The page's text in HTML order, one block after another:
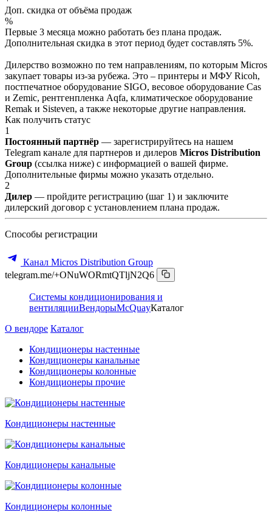
Доп. скидка от объёма продаж
%
Первые 3 месяца можно работать без плана продаж.
Дополнительная скидка в этот период будет составлять 5%.
Дилерство возможно по тем направлениям, по которым Micros
закупает товары из-за рубежа. Это – принтеры и МФУ Ricoh,
постпечатное оборудование SIGO, весовое оборудование Cas
и Zemic, рентгенпленка Aqfa, климатическое оборудование
Remak и Sisteven, а также некоторые другие направления.
Как получить статус
1
Постоянный партнёр — зарегистрируйтесь на нашем
Telegram канале для партнеров и дилеров Micros Distribution
Group (ссылка ниже) с информацией о вашей фирме.
Дополнительные фирмы можно указать отдельно.
2
Дилер — пройдите регистрацию (шаг 1) и заключите
дилерский договор с установлением плана продаж.
Способы регистрации
Канал Micros Distribution Group
telegram.me/+ONuWORmtQTljN2Q6
Системы кондиционирования и
вентиляцииВендорыMcQuayКаталог
О вендоре Каталог
Кондиционеры настенные
Кондиционеры канальные
Кондиционеры колонные
Кондиционеры прочие
Кондиционеры настенные
Кондиционеры канальные
Кондиционеры колонные